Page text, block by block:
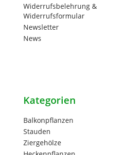
Widerrufsbelehrung &
Widerrufsformular
Newsletter
News
Kategorien
Balkonpflanzen
Stauden
Ziergehölze